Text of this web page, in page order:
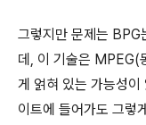
그렇지만 문제는 BPG
데, 이 기술은 MPEG(
게 얽혀 있는 가능성
이트에 들어가도 그렇